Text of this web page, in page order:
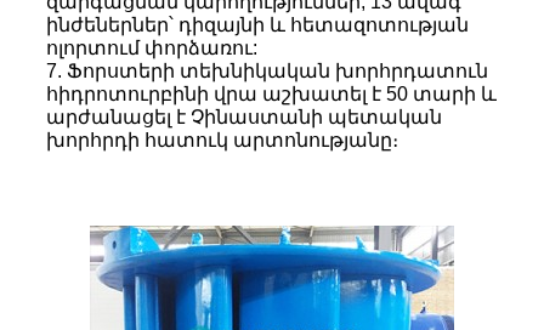
ինժեներներ՝ դիզայնի և հետազոտության
ոլորտում փորձառու:
7. Ֆորստերի տեխնիկական խորհրդատուն
հիդրոտուրբինի վրա աշխատել է 50 տարի և
արժանացել է Չինաստանի պետական ​​
խորհրդի հատուկ արտոնությանը։